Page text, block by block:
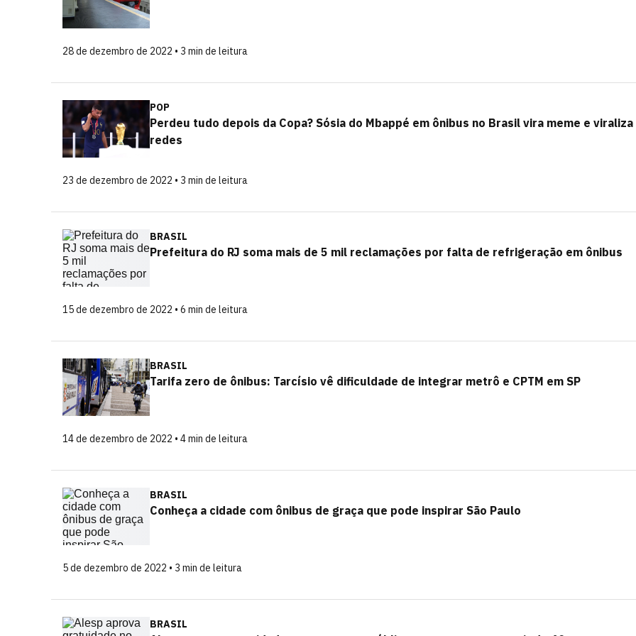
28 de dezembro de 2022 • 3 min de leitura
POP
Perdeu tudo depois da Copa? Sósia do Mbappé em ônibus no Brasil vira meme e viraliza
redes
23 de dezembro de 2022 • 3 min de leitura
BRASIL
Prefeitura do RJ soma mais de 5 mil reclamações por falta de refrigeração em ônibus
15 de dezembro de 2022 • 6 min de leitura
BRASIL
Tarifa zero de ônibus: Tarcísio vê dificuldade de integrar metrô e CPTM em SP
14 de dezembro de 2022 • 4 min de leitura
BRASIL
Conheça a cidade com ônibus de graça que pode inspirar São Paulo
5 de dezembro de 2022 • 3 min de leitura
BRASIL